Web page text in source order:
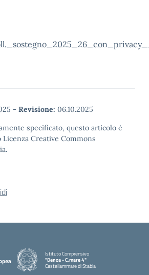
- Revisione: 06.10.2025
specificato, questo articolo è
Creative Commons
Istituto Comprensivo
"Denza - C.mare 4"
Castellammare di Stabia